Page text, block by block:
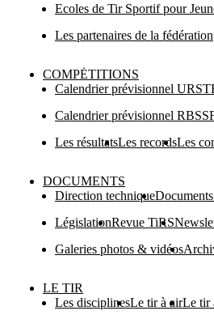
Ecoles de Tir Sportif pour
Les partenaires de la fédération
COMPĖTITIONS
Calendrier prévisionnel
Calendrier prévisionnel
Les résultatsLes recordsLes
DOCUMENTS
Direction technique
LégislationRevue TiRS
Galeries photos & vidéos
LE TIR
Les disciplinesLe tir à airLe tir